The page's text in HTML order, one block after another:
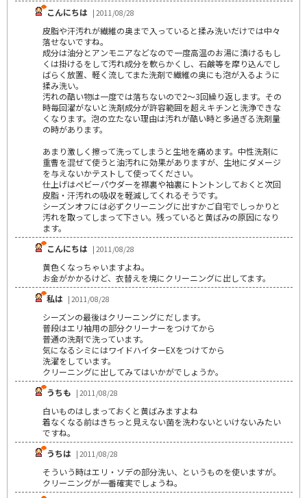
こんにちは | 2011/08/28
皮脂や汗汚れが繊維の奥まで入っていると揉み洗いだけでは中々
落せないですね。
成分は油分とアンモニアなどなので一度高温のお湯に漬けるもし
くは掛けるをして汚れ成分を軟らかくし、石鹸等を摩り込んでし
ばらく放置、軽く流してまた洗剤で繊維の奥にも泡が入るように
揉み洗い。
汚れの酷い物は一度では落ちないので2～3回繰り返します。その
時毎回濯がないと洗剤成分が許容範囲を超えキチンと洗浄できな
くなります。泡の立たない理由は汚れが酷い時と多過ぎる洗剤量
の時があります。
あまり激しく擦って洗ってしまうと生地を痛めます。中性洗剤に
重曹を混ぜて使うと油汚れに効果がありますが、生地にダメージ
を与えないかテストして使ってください。
仕上げはぺビーパウダーを襟裏や袖裏にトントンしておくと次回
皮脂・汗汚れの吸収を軽減してくれるそうです。
シーズンオフには必ずクリーニングに出すかご自宅でしっかりと
汚れを取ってしまって下さい。残っていると黄ばみの原因になり
ます。
こんにちは | 2011/08/28
黄色くなっちゃいますよね。
お金がかかるけど、衣替えを境にクリーニングに出してます。
私は | 2011/08/28
シーズンの最後はクリーニングにだします。
普段はエリ袖用の部分クリーナーをつけてから
普通の洗剤で洗っています。
気になるシミにはワイドハイターEXをつけてから
洗濯をしています。
クリーニングに出してみてはいかがでしょうか。
うちも | 2011/08/28
白いものはしまっておくと黄ばみますよね
着なくなる前はきちっと見えない菌を洗わないといけないみたい
ですね。
うちは | 2011/08/28
そういう時はエリ・ソデの部分洗い、というものを使いますが。
クリーニングが一番確実でしょうね。